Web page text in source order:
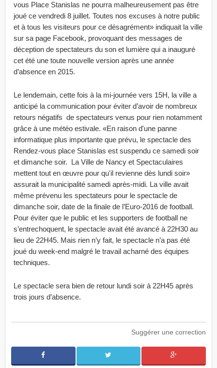
vous Place Stanislas ne pourra malheureusement pas être
joué ce vendredi 8 juillet. Toutes nos excuses à notre public
et à tous les visiteurs pour ce désagrément» indiquait la ville
sur sa page Facebook, provoquant des messages de
déception de spectateurs du son et lumière qui a inauguré
cet été une toute nouvelle version après une année
d’absence en 2015.
Le lendemain, cette fois à la mi-journée vers 15H, la ville a
anticipé la communication pour éviter d’avoir de nombreux
retours négatifs de spectateurs venus pour rien notamment
grâce à une météo estivale. «En raison d'une panne
informatique plus importante que prévu, le spectacle des
Rendez-vous place Stanislas est suspendu ce samedi soir
et dimanche soir. La Ville de Nancy et Spectaculaires
mettent tout en œuvre pour qu'il revienne dès lundi soir»
assurait la municipalité samedi après-midi. La ville avait
même prévenu les spectateurs pour le spectacle de
dimanche soir, date de la finale de l’Euro-2016 de football.
Pour éviter que le public et les supporters de football ne
s’entrechoquent, le spectacle avait été avancé à 22H30 au
lieu de 22H45. Mais rien n’y fait, le spectacle n’a pas été
joué du week-end malgré le travail acharné des équipes
techniques.
Le spectacle sera bien de retour lundi soir à 22H45 après
trois jours d’absence.
Suggérer une correction